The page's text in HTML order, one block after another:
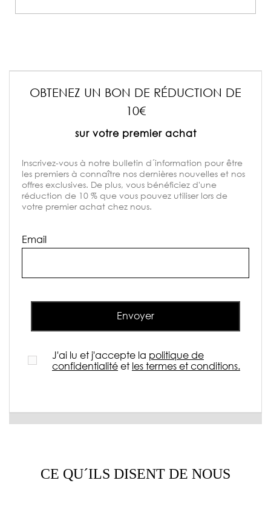
OBTENEZ UN BON DE RÉDUCTION DE
10€
sur votre premier achat
Inscrivez-vous à notre bulletin d´information pour être
les premiers à connaître nos dernières nouvelles et nos
offres exclusives. De plus, vous bénéficiez d'une
réduction de 10 % que vous pouvez utiliser lors de
votre premier achat chez nous.
Email
Envoyer
J'ai lu et j'accepte la politique de
confidentialitéet les termes et conditions.
CE QU´ILS DISENT DE NOUS